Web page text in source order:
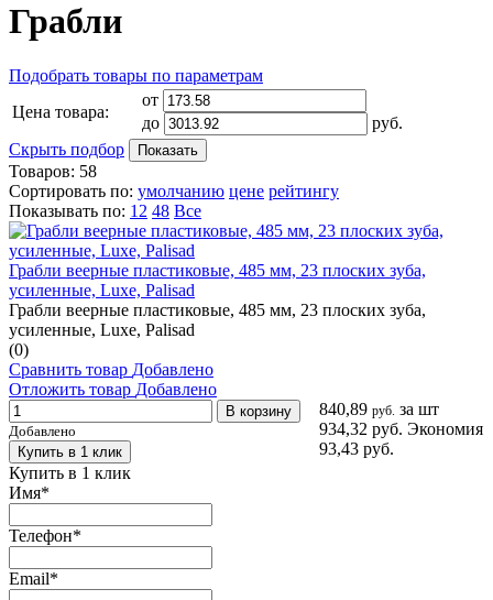
Грабли
Подобрать товары по параметрам
Цена товара:
от
до
руб.
Скрыть подбор
Показать
Товаров: 58
Сортировать по: умолчанию цене рейтингу
Показывать по: 12 48 Все
Грабли веерные пластиковые, 485 мм, 23 плоских зуба,
усиленные, Luxe, Palisad
Грабли веерные пластиковые, 485 мм, 23 плоских зуба,
усиленные, Luxe, Palisad
(0)
Сравнить товар Добавлено
Отложить товар Добавлено
840,89 руб. за шт
934,32 руб. Экономия
93,43 руб.
В корзину
Добавлено
Купить в 1 клик
Купить в 1 клик
Имя*
Телефон*
Email*